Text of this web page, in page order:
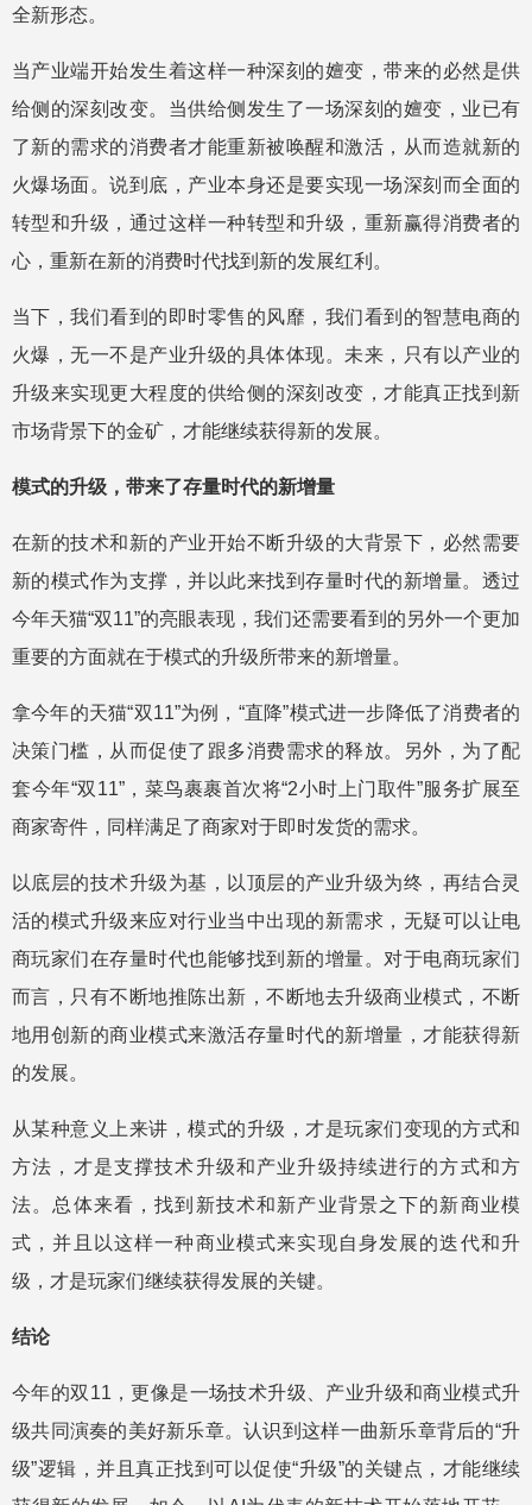
全新形态。
当产业端开始发生着这样一种深刻的嬗变，带来的必然是供
给侧的深刻改变。当供给侧发生了一场深刻的嬗变，业已有
了新的需求的消费者才能重新被唤醒和激活，从而造就新的
火爆场面。说到底，产业本身还是要实现一场深刻而全面的
转型和升级，通过这样一种转型和升级，重新赢得消费者的
心，重新在新的消费时代找到新的发展红利。
当下，我们看到的即时零售的风靡，我们看到的智慧电商的
火爆，无一不是产业升级的具体体现。未来，只有以产业的
升级来实现更大程度的供给侧的深刻改变，才能真正找到新
市场背景下的金矿，才能继续获得新的发展。
模式的升级，带来了存量时代的新增量
在新的技术和新的产业开始不断升级的大背景下，必然需要
新的模式作为支撑，并以此来找到存量时代的新增量。透过
今年天猫“双11”的亮眼表现，我们还需要看到的另外一个更加
重要的方面就在于模式的升级所带来的新增量。
拿今年的天猫“双11”为例，“直降”模式进一步降低了消费者的
决策门槛，从而促使了跟多消费需求的释放。另外，为了配
套今年“双11”，菜鸟裹裹首次将“2小时上门取件”服务扩展至
商家寄件，同样满足了商家对于即时发货的需求。
以底层的技术升级为基，以顶层的产业升级为终，再结合灵
活的模式升级来应对行业当中出现的新需求，无疑可以让电
商玩家们在存量时代也能够找到新的增量。对于电商玩家们
而言，只有不断地推陈出新，不断地去升级商业模式，不断
地用创新的商业模式来激活存量时代的新增量，才能获得新
的发展。
从某种意义上来讲，模式的升级，才是玩家们变现的方式和
方法，才是支撑技术升级和产业升级持续进行的方式和方
法。总体来看，找到新技术和新产业背景之下的新商业模
式，并且以这样一种商业模式来实现自身发展的迭代和升
级，才是玩家们继续获得发展的关键。
结论
今年的双11，更像是一场技术升级、产业升级和商业模式升
级共同演奏的美好新乐章。认识到这样一曲新乐章背后的“升
级”逻辑，并且真正找到可以促使“升级”的关键点，才能继续